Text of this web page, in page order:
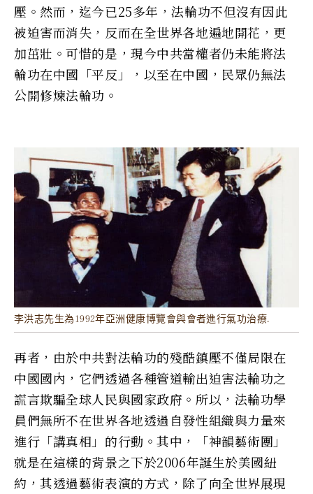
壓。然而，迄今已25多年，法輪功不但沒有因此
被迫害而消失，反而在全世界各地遍地開花，更
加茁壯。可惜的是，現今中共當權者仍未能將法
輪功在中國「平反」，以至在中國，民眾仍無法
公開修煉法輪功。
李洪志先生為1992年亞洲健康博覽會與會者進行氣功治療.
再者，由於中共對法輪功的殘酷鎮壓不僅局限在
中國國內，它們透過各種管道輸出迫害法輪功之
謊言欺騙全球人民與國家政府。所以，法輪功學
員們無所不在世界各地透過自發性組織與力量來
進行「講真相」的行動。其中，「神韻藝術團」
就是在這樣的背景之下於2006年誕生於美國紐
約，其透過藝術表演的方式，除了向全世界展現